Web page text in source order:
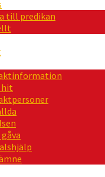
till predikan
gåva